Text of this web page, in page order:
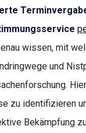
wissen, mit
und
zu identifizieren
Bekämpfung